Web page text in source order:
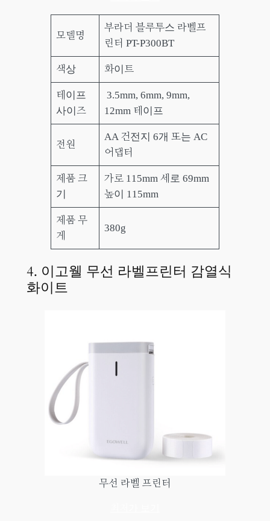
모델명
부라더 블루투스 라벨프
린터 PT-P300BT
색상 화이트
테이프
사이즈
3.5mm, 6mm, 9mm,
12mm 테이프
전원
AA 건전지 6개 또는 AC
어댑터
제품 크
기
가로 115mm 세로 69mm
높이 115mm
제품 무
게
380g
4. 이고웰 무선 라벨프린터 감열식
화이트
무선 라벨 프린터